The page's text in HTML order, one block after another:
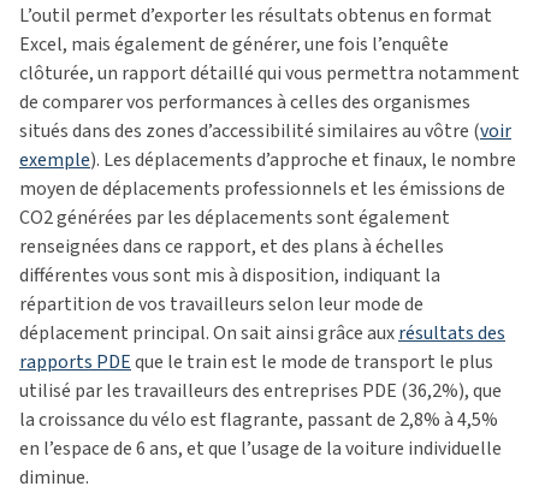
L’outil permet d’exporter les résultats obtenus en format
Excel, mais également de générer, une fois l’enquête
clôturée, un rapport détaillé qui vous permettra notamment
de comparer vos performances à celles des organismes
situés dans des zones d’accessibilité similaires au vôtre (voir
exemple). Les déplacements d’approche et finaux, le nombre
moyen de déplacements professionnels et les émissions de
CO2 générées par les déplacements sont également
renseignées dans ce rapport, et des plans à échelles
différentes vous sont mis à disposition, indiquant la
répartition de vos travailleurs selon leur mode de
déplacement principal. On sait ainsi grâce auxrésultats des
rapports PDEque le train est le mode de transport le plus
utilisé par les travailleurs des entreprises PDE (36,2%), que
la croissance du vélo est flagrante, passant de 2,8% à 4,5%
en l’espace de 6 ans, et que l’usage de la voiture individuelle
diminue.